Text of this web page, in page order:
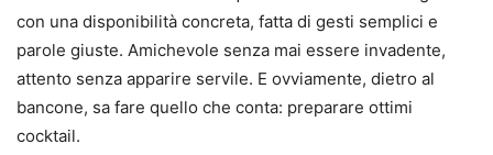
con una disponibilità concreta, fatta di gesti semplici e
parole giuste. Amichevole senza mai essere invadente,
attento senza apparire servile. E ovviamente, dietro al
bancone, sa fare quello che conta: preparare ottimi
cocktail.